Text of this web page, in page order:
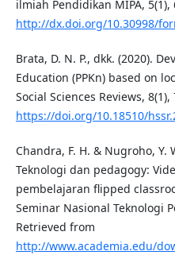
ilmiah Pendidikan MIPA, 5(1),
http://dx.doi.org/10.30998/
Brata, D. N. P., dkk. (2020).
Education (PPKn) based on
Social Sciences Reviews, 8(1),
https://doi.org/10.18510/
Chandra, F. H. & Nugroho, Y.
Teknologi dan pedagogy:
pembelajaran flipped
Seminar Nasional Teknologi
Retrieved from
http://www.academia.edu/